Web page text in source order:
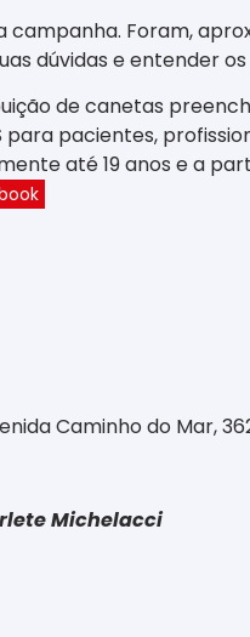
campanha. Foram,
dúvidas e entender
de canetas
para pacientes,
até 19 anos e a
Caminho do Mar,
Michelacci